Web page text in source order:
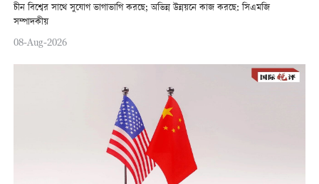
চীন বিশ্বের সাথে সুযোগ ভাগাভাগি করছে; অভিন্ন উন্নয়নে কাজ করছে: সিএমজি
সম্পাদকীয়
08-Aug-2026